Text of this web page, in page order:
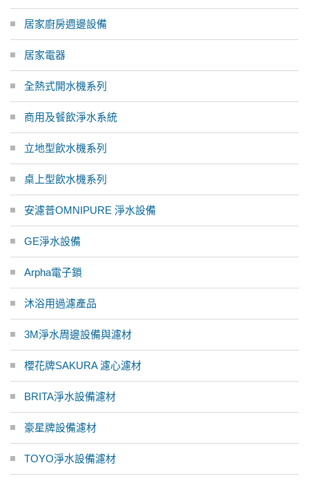
居家廚房週邊設備
居家電器
全熱式開水機系列
商用及餐飲淨水系統
立地型飲水機系列
桌上型飲水機系列
安濾普OMNIPURE 淨水設備
GE淨水設備
Arpha電子鎖
沐浴用過濾產品
3M淨水周邊設備與濾材
櫻花牌SAKURA 濾心濾材
BRITA淨水設備濾材
豪星牌設備濾材
TOYO淨水設備濾材